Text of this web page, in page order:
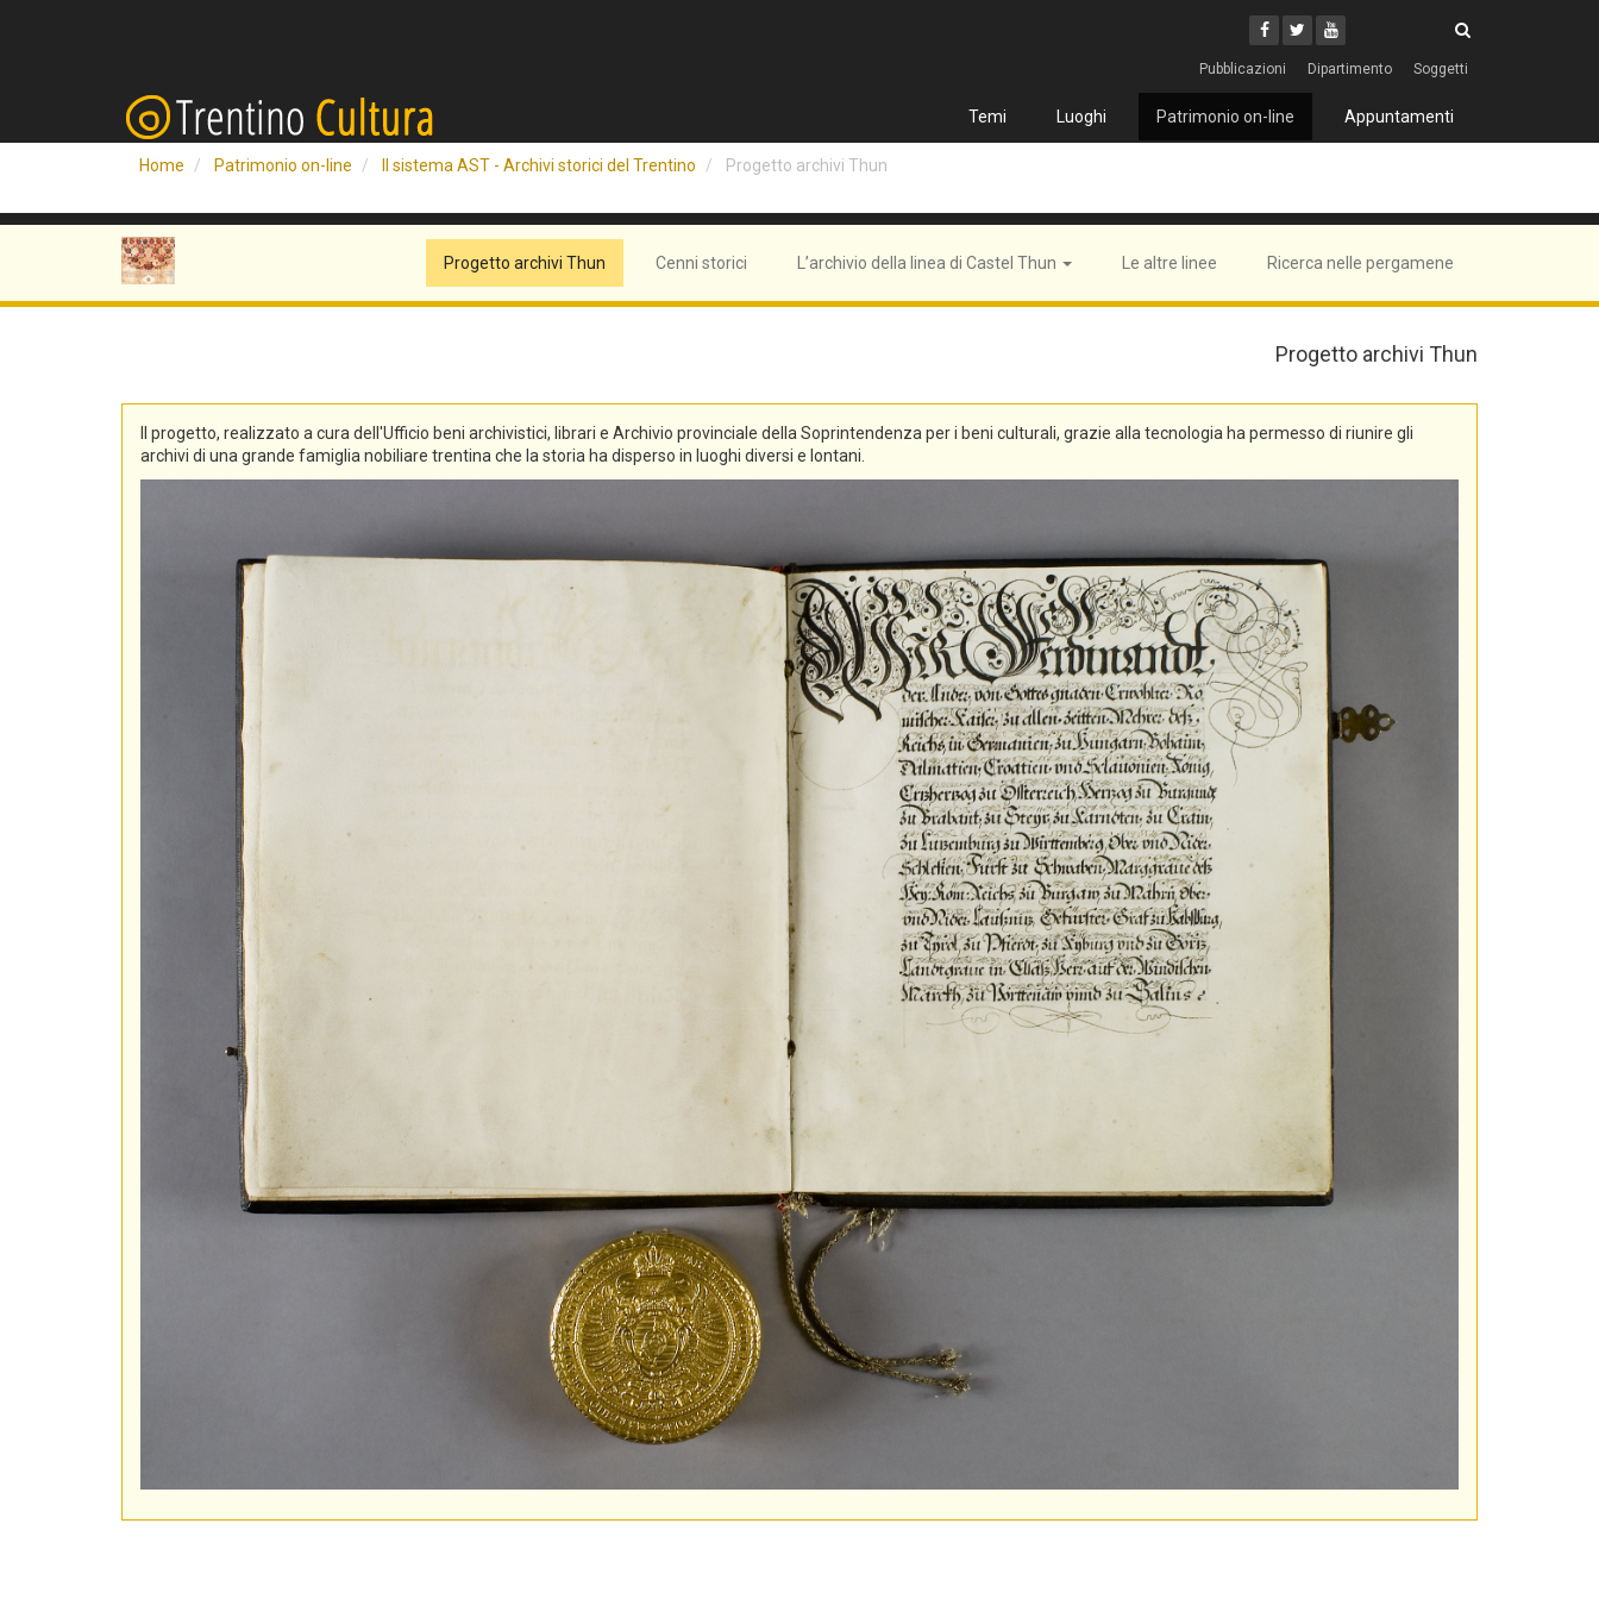
Facebook
Twitter
Youtube
Pubblicazioni Dipartimento Soggetti
Temi Luoghi Patrimonio on-line Appuntamenti
Home Patrimonio on-line Il sistema AST - Archivi storici del Trentino Progetto archivi Thun
Progetto archivi Thun Cenni storici L’archivio della linea di Castel Thun Le altre linee Ricerca nelle pergamene
Progetto archivi Thun
Il progetto, realizzato a cura dell'Ufficio beni archivistici, librari e Archivio provinciale della Soprintendenza per i beni culturali, grazie alla tecnologia ha permesso di riunire gli
archivi di una grande famiglia nobiliare trentina che la storia ha disperso in luoghi diversi e lontani.